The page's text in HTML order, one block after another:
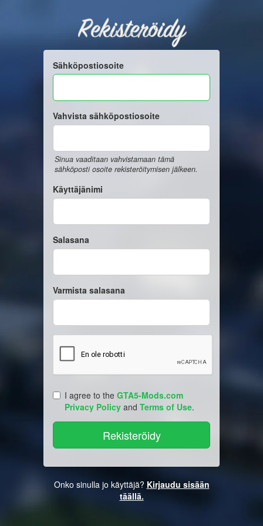
Rekisteröidy
Sähköpostiosoite
Vahvista sähköpostiosoite
Sinua vaaditaan vahvistamaan tämä
sähköposti osoite rekisteröitymisen jälkeen.
Käyttäjänimi
Salasana
Varmista salasana
I agree to the GTA5-Mods.com
Privacy Policy and Terms of Use.
Onko sinulla jo käyttäjä? Kirjaudu sisään
täällä.